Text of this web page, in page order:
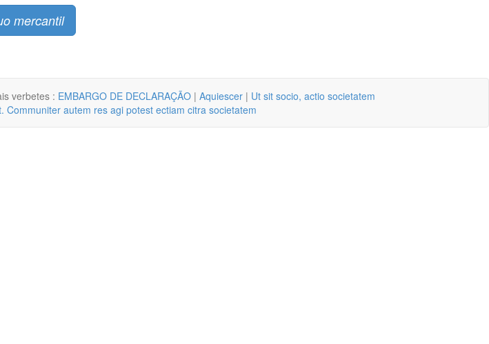
mercantil
verbetes : EMBARGO DE DECLARAÇÃO | Aquiescer | Ut sit socio, actio societatem
autem res agi potest ectiam citra societatem